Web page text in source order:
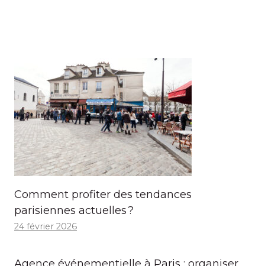
Comment profiter des tendances
parisiennes actuelles ?
24 février 2026
Agence événementielle à Paris : organiser